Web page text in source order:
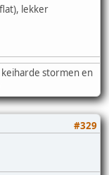
lekker
stormen en
#329